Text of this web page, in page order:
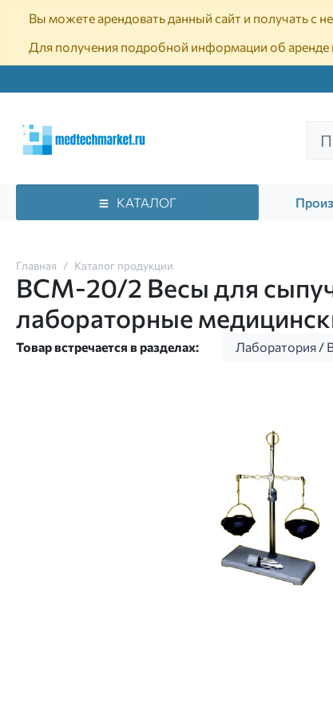
Вы можете арендовать данный сайт и получать с
Для получения подробной информации об аренде
КАТАЛОГ
Главная Каталог продукции
ВСМ-20/2 Весы для
лабораторные
Товар встречается в разделах: Лаборатория /